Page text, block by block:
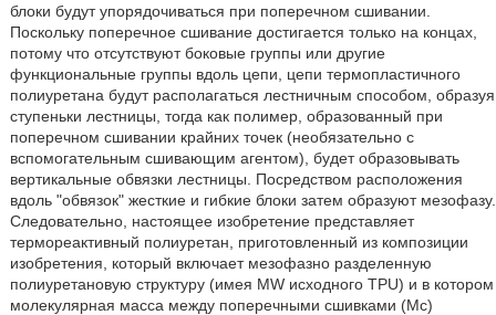
блоки будут упорядочиваться при поперечном сшивании.
Поскольку поперечное сшивание достигается только на концах,
потому что отсутствуют боковые группы или другие
функциональные группы вдоль цепи, цепи термопластичного
полиуретана будут располагаться лестничным способом, образуя
ступеньки лестницы, тогда как полимер, образованный при
поперечном сшивании крайних точек (необязательно с
вспомогательным сшивающим агентом), будет образовывать
вертикальные обвязки лестницы. Посредством расположения
вдоль "обвязок" жесткие и гибкие блоки затем образуют мезофазу.
Следовательно, настоящее изобретение представляет
термореактивный полиуретан, приготовленный из композиции
изобретения, который включает мезофазно разделенную
полиуретановую структуру (имея MW исходного TPU) и в котором
молекулярная масса между поперечными сшивками (Mc)